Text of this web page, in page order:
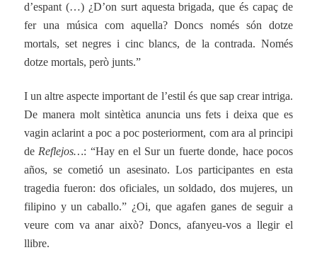
d’espant (…) ¿D’on surt aquesta brigada, que és capaç de
fer una música com aquella? Doncs només són dotze
mortals, set negres i cinc blancs, de la contrada. Només
dotze mortals, però junts.”
I un altre aspecte important de l’estil és que sap crear intriga.
De manera molt sintètica anuncia uns fets i deixa que es
vagin aclarint a poc a poc posteriorment, com ara al principi
de Reflejos…: “Hay en el Sur un fuerte donde, hace pocos
años, se cometió un asesinato. Los participantes en esta
tragedia fueron: dos oficiales, un soldado, dos mujeres, un
filipino y un caballo.” ¿Oi, que agafen ganes de seguir a
veure com va anar això? Doncs, afanyeu-vos a llegir el
llibre.